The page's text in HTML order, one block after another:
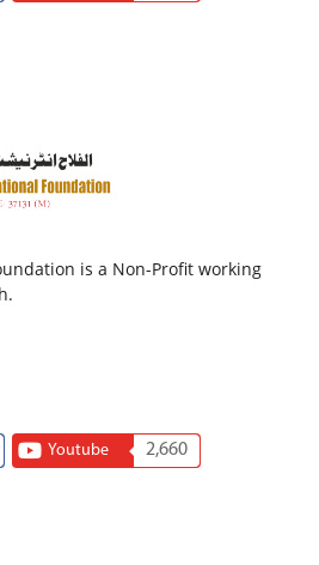
is a Non-Profit working
Youtube 2,660